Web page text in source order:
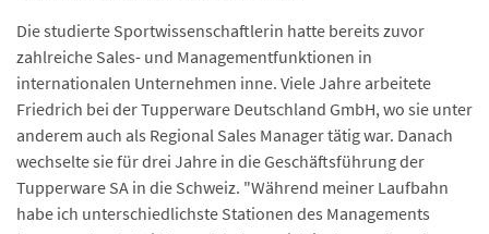
Die studierte Sportwissenschaftlerin hatte bereits zuvor
zahlreiche Sales- und Managementfunktionen in
internationalen Unternehmen inne. Viele Jahre arbeitete
Friedrich bei der Tupperware Deutschland GmbH, wo sie unter
anderem auch als Regional Sales Manager tätig war. Danach
wechselte sie für drei Jahre in die Geschäftsführung der
Tupperware SA in die Schweiz. "Während meiner Laufbahn
habe ich unterschiedlichste Stationen des Managements